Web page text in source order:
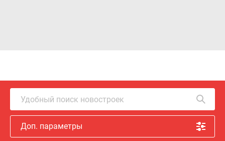
Удобный поиск новостроек
Доп. параметры